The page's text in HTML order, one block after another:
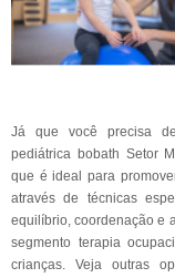
Já que você precisa
pediátrica bobath Setor
que é ideal para
através de técnicas
equilíbrio, coordenação e
segmento terapia
crianças. Veja outras